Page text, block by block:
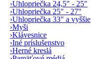
›Uhlopriečka 24,5" - 25"
›Uhlopriečka 25" - 27"
›Uhlopriečka 33" a vyššie
›Myši
›Klávesnice
›Iné príslušenstvo
›Herné kreslá